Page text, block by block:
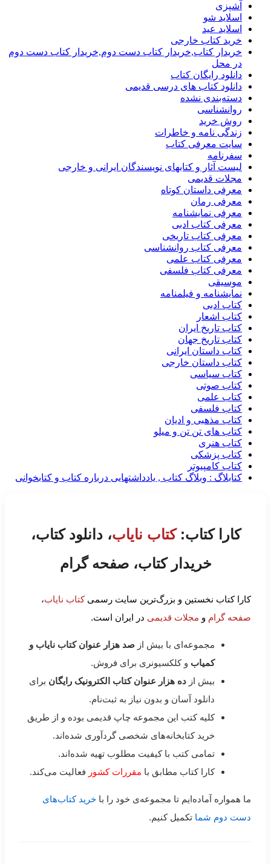
آشپزی
اسلاید شو
اسلاید عید
خرید کتاب خارجی
خریدار کتاب,خریدار کتاب دست دوم,خریدار کتاب دست دوم
در محل
دانلود رایگان کتاب
دانلود کتاب های درسی قدیمی
دسته‌بندی نشده
روانشناسی
روش خرید
زندگی نامه و خاطرات
سایت معرفی کتاب
سفرنامه
لیست آثار و کتابهای نویسندگان ایرانی و خارجی
مجلات قدیمی
معرفی داستان کوتاه
معرفی رمان
معرفی نمایشنامه
معرفی کتاب ادبی
معرفی کتاب تاریخی
معرفی کتاب روانشناسی
معرفی کتاب علمی
معرفی کتاب فلسفی
موسیقی
نمایشنامه و فیلمنامه
کتاب ادبی
کتاب اشعار
کتاب تاریخ ایران
کتاب تاریخ جهان
کتاب داستان ایرانی
کتاب داستان خارجی
کتاب سیاسی
کتاب صوتی
کتاب علمی
کتاب فلسفی
کتاب مذهبی و ادیان
کتاب های تن تن و میلو
کتاب هنری
کتاب پزشکی
کتاب کامپیوتر
کتابلاگ : وبلاگ کتاب , یادداشتهایی درباره کتاب و کتابخوانی
کارا کتاب:کتاب نایاب، دانلود کتاب،
خریدار کتاب، صفحه گرام
کارا کتاب نخستین و بزرگ‌ترین سایت رسمیکتاب نایاب،
صفحه گرام و مجلات قدیمی در ایران است.
مجموعه‌ای با بیش از صد هزار عنوان کتاب نایاب و
کمیاب و کلکسیونری برای فروش.
بیش از ده هزار عنوان کتاب الکترونیک رایگان برای
دانلود آسان و بدون نیاز به ثبت‌نام.
کلیه کتب این مجموعه چاپ قدیمی بوده و از طریق
خرید کتابخانه‌های شخصی گردآوری شده‌اند.
تمامی کتب با کیفیت مطلوب تهیه شده‌اند.
کارا کتاب مطابق با مقررات کشور فعالیت می‌کند.
ما همواره آماده‌ایم تا مجموعه‌ی خود را با خرید کتاب‌های
دست دوم شما تکمیل کنیم.